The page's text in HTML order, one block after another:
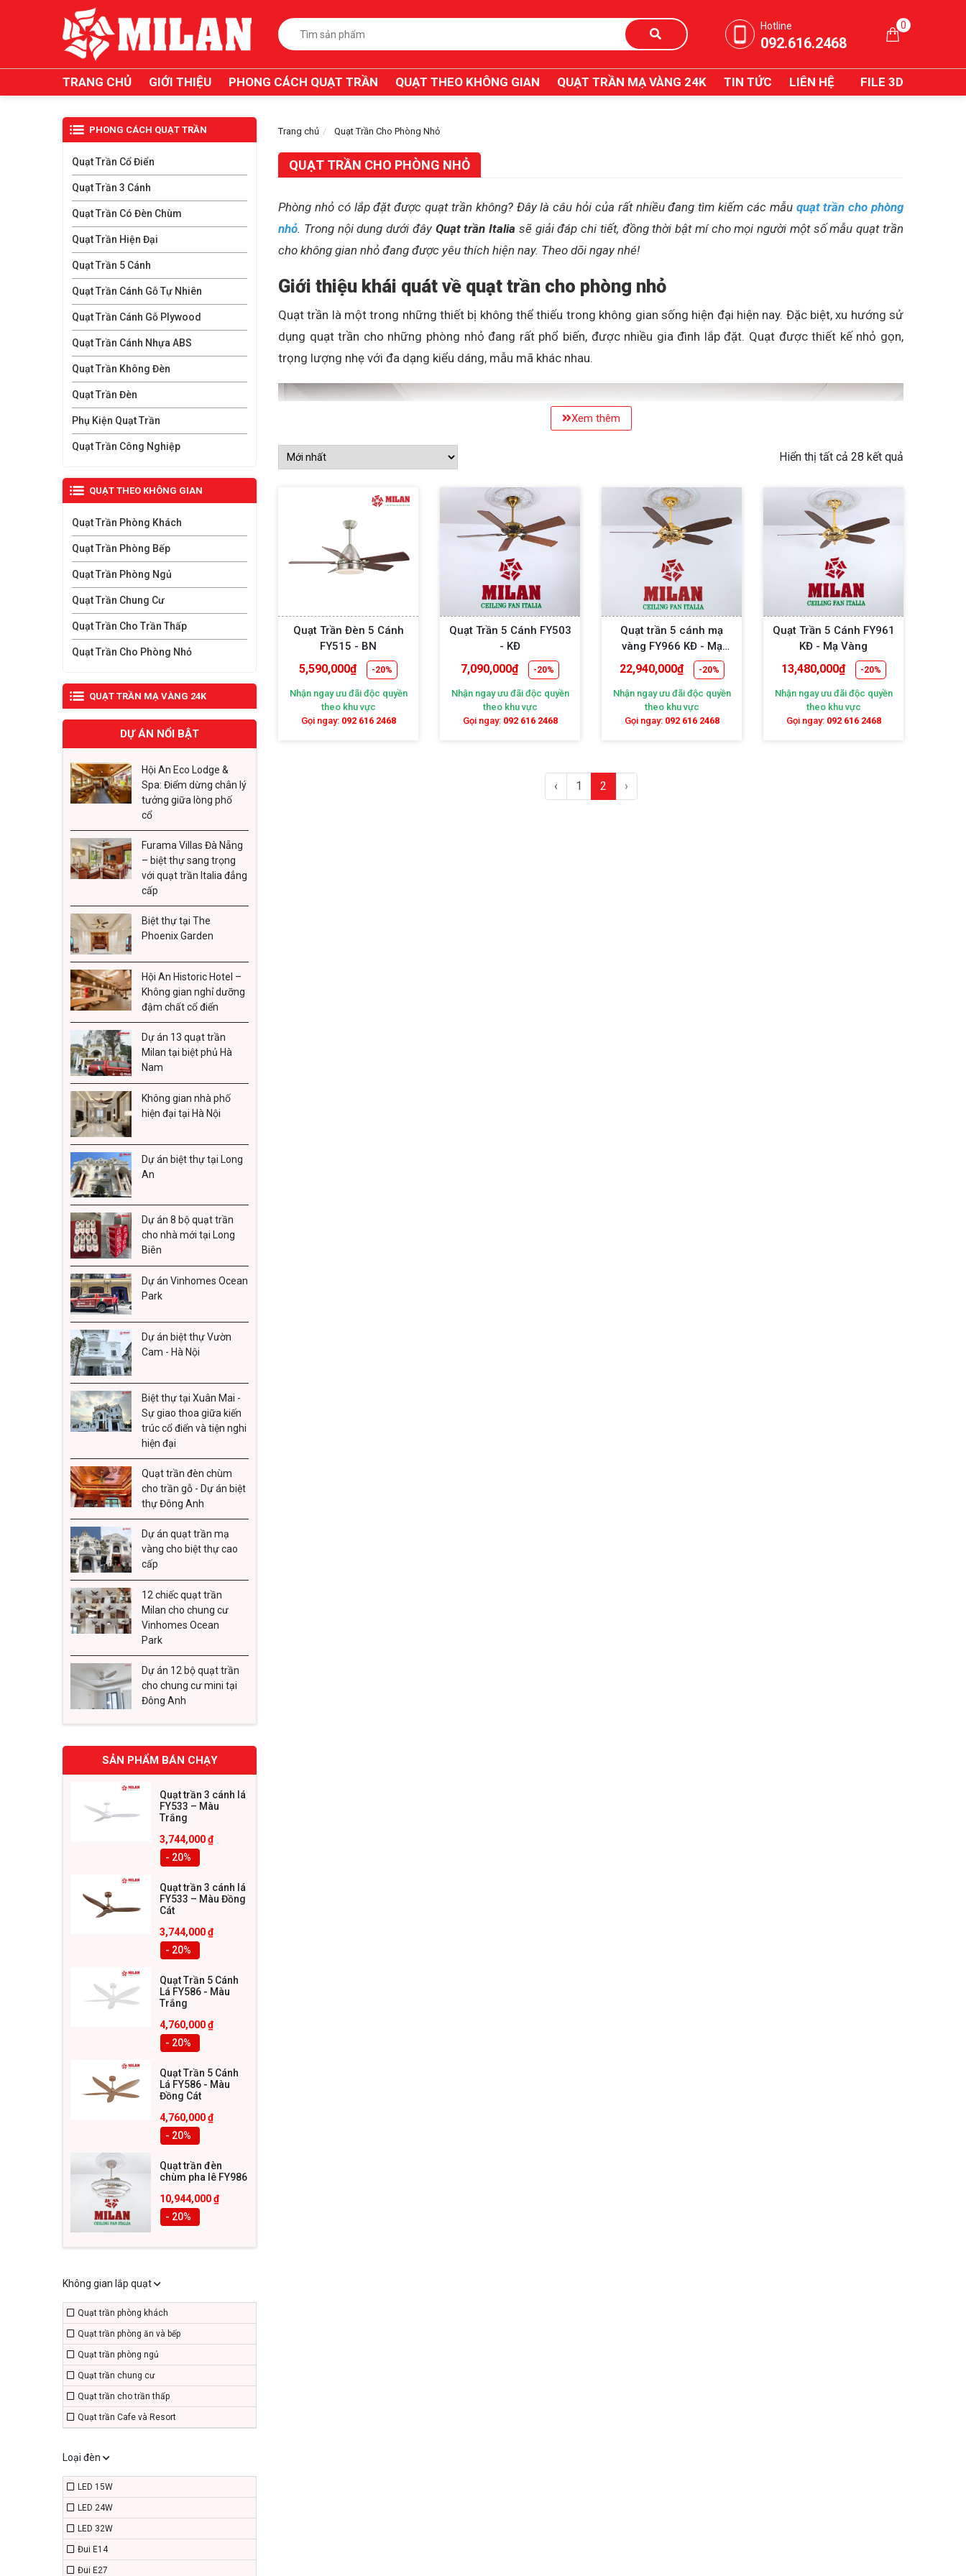
Hotline
092.616.2468
0
TRANG CHỦ GIỚI THIỆU PHONG CÁCH QUẠT TRẦN QUẠT THEO KHÔNG GIAN QUẠT TRẦN MẠ VÀNG 24K TIN TỨC LIÊN HỆ FILE 3D
PHONG CÁCH QUẠT TRẦN
Quạt Trần Cổ Điển
Quạt Trần 3 Cánh
Quạt Trần Có Đèn Chùm
Quạt Trần Hiện Đại
Quạt Trần 5 Cánh
Quạt Trần Cánh Gỗ Tự Nhiên
Quạt Trần Cánh Gỗ Plywood
Quạt Trần Cánh Nhựa ABS
Quạt Trần Không Đèn
Quạt Trần Đèn
Phụ Kiện Quạt Trần
Quạt Trần Công Nghiệp
QUẠT THEO KHÔNG GIAN
Quạt Trần Phòng Khách
Quạt Trần Phòng Bếp
Quạt Trần Phòng Ngủ
Quạt Trần Chung Cư
Quạt Trần Cho Trần Thấp
Quạt Trần Cho Phòng Nhỏ
QUẠT TRẦN MẠ VÀNG 24K
DỰ ÁN NỔI BẬT
Hội An Eco Lodge &
Spa: Điểm dừng chân lý
tưởng giữa lòng phố
cổ
Furama Villas Đà Nẵng
– biệt thự sang trọng
với quạt trần Italia đẳng
cấp
Biệt thự tại The
Phoenix Garden
Hội An Historic Hotel –
Không gian nghỉ dưỡng
đậm chất cổ điển
Dự án 13 quạt trần
Milan tại biệt phủ Hà
Nam
Không gian nhà phố
hiện đại tại Hà Nội
Dự án biệt thự tại Long
An
Dự án 8 bộ quạt trần
cho nhà mới tại Long
Biên
Dự án Vinhomes Ocean
Park
Dự án biệt thự Vườn
Cam - Hà Nội
Biệt thự tại Xuân Mai -
Sự giao thoa giữa kiến
trúc cổ điển và tiện nghi
hiện đại
Quạt trần đèn chùm
cho trần gỗ - Dự án biệt
thự Đông Anh
Dự án quạt trần mạ
vàng cho biệt thự cao
cấp
12 chiếc quạt trần
Milan cho chung cư
Vinhomes Ocean
Park
Dự án 12 bộ quạt trần
cho chung cư mini tại
Đông Anh
SẢN PHẨM BÁN CHẠY
Quạt trần 3 cánh lá
FY533 – Màu
Trắng
3,744,000₫
- 20%
Quạt trần 3 cánh lá
FY533 – Màu Đồng
Cát
3,744,000₫
- 20%
Quạt Trần 5 Cánh
Lá FY586 - Màu
Trắng
4,760,000₫
- 20%
Quạt Trần 5 Cánh
Lá FY586 - Màu
Đồng Cát
4,760,000₫
- 20%
Quạt trần đèn
chùm pha lê FY986
10,944,000₫
- 20%
Không gian lắp quạt
Quạt trần phòng khách
Quạt trần phòng ăn và bếp
Quạt trần phòng ngủ
Quạt trần chung cư
Quạt trần cho trần thấp
Quạt trần Cafe và Resort
Loại đèn
LED 15W
LED 24W
LED 32W
Đui E14
Đui E27
Trang chủ Quạt Trần Cho Phòng Nhỏ
QUẠT TRẦN CHO PHÒNG NHỎ
Phòng nhỏ có lắp đặt được quạt trần không? Đây là câu hỏi của rất nhiều đang tìm kiếm các mẫu quạt trần cho phòng
nhỏ. Trong nội dung dưới đây Quạt trần Italia sẽ giải đáp chi tiết, đồng thời bật mí cho mọi người một số mẫu quạt trần
cho không gian nhỏ đang được yêu thích hiện nay. Theo dõi ngay nhé!
Giới thiệu khái quát về quạt trần cho phòng nhỏ
Quạt trần là một trong những thiết bị không thể thiếu trong không gian sống hiện đại hiện nay. Đặc biệt, xu hướng sử
dụng quạt trần cho những phòng nhỏ đang rất phổ biến, được nhiều gia đình lắp đặt. Quạt được thiết kế nhỏ gọn,
trọng lượng nhẹ với đa dạng kiểu dáng, mẫu mã khác nhau.
Xem thêm
Hiển thị tất cả 28 kết quả
Quạt Trần Đèn 5 Cánh
FY515 - BN
5,590,000₫ -20%
Nhận ngay ưu đãi độc quyền
theo khu vực
Gọi ngay: 092 616 2468
Quạt Trần 5 Cánh FY503
- KĐ
7,090,000₫ -20%
Nhận ngay ưu đãi độc quyền
theo khu vực
Gọi ngay: 092 616 2468
Quạt trần 5 cánh mạ
vàng FY966 KĐ - Mạ
Vàng
22,940,000₫ -20%
Nhận ngay ưu đãi độc quyền
theo khu vực
Gọi ngay: 092 616 2468
Quạt Trần 5 Cánh FY961
KĐ - Mạ Vàng
13,480,000₫ -20%
Nhận ngay ưu đãi độc quyền
theo khu vực
Gọi ngay: 092 616 2468
‹ 1 2 ›